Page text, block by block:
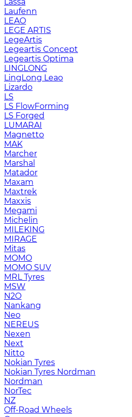
Laufenn
LEAO
LEGE ARTIS
LegeArtis
Legeartis Concept
Legeartis Optima
LINGLONG
LingLong Leao
Lizardo
LS
LS FlowForming
LS Forged
LUMARAI
Magnetto
MAK
Marcher
Marshal
Matador
Maxam
Maxtrek
Maxxis
Megami
Michelin
MILEKING
MIRAGE
Mitas
MOMO
MOMO SUV
MRL Tyres
MSW
N2O
Nankang
Neo
NEREUS
Nexen
Next
Nitto
Nokian Tyres
Nokian Tyres Nordman
Nordman
NorTec
NZ
Off-Road Wheels